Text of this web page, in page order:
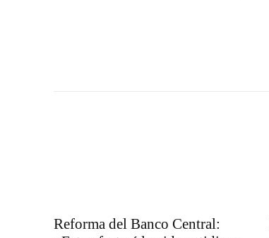
Reforma del Banco Central: